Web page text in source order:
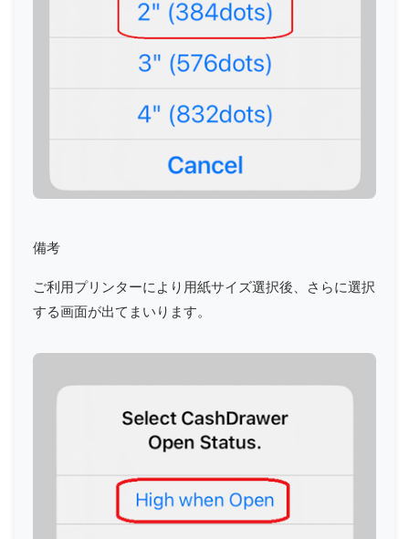
備考
ご利用プリンターにより用紙サイズ選択後、さらに選択
する画面が出てまいります。